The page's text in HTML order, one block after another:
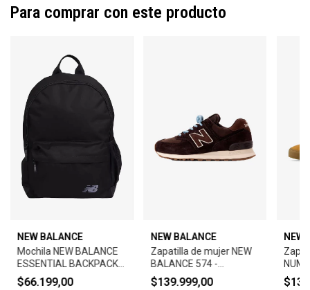
Para comprar con este producto
NEW BALANCE
Mochila NEW BALANCE
ESSENTIAL BACKPACK -
BLACK
$66.199,00
NEW BALANCE
Zapatilla de mujer NEW
BALANCE 574 -
MARRON/BEIGE
$139.999,00
NEW
FOY -